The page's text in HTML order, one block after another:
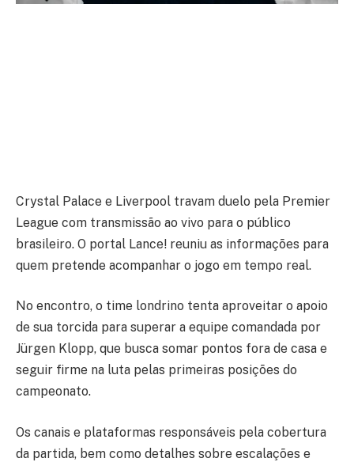
Crystal Palace e Liverpool travam duelo pela Premier
League com transmissão ao vivo para o público
brasileiro. O portal Lance! reuniu as informações para
quem pretende acompanhar o jogo em tempo real.
No encontro, o time londrino tenta aproveitar o apoio
de sua torcida para superar a equipe comandada por
Jürgen Klopp, que busca somar pontos fora de casa e
seguir firme na luta pelas primeiras posições do
campeonato.
Os canais e plataformas responsáveis pela cobertura
da partida, bem como detalhes sobre escalações e